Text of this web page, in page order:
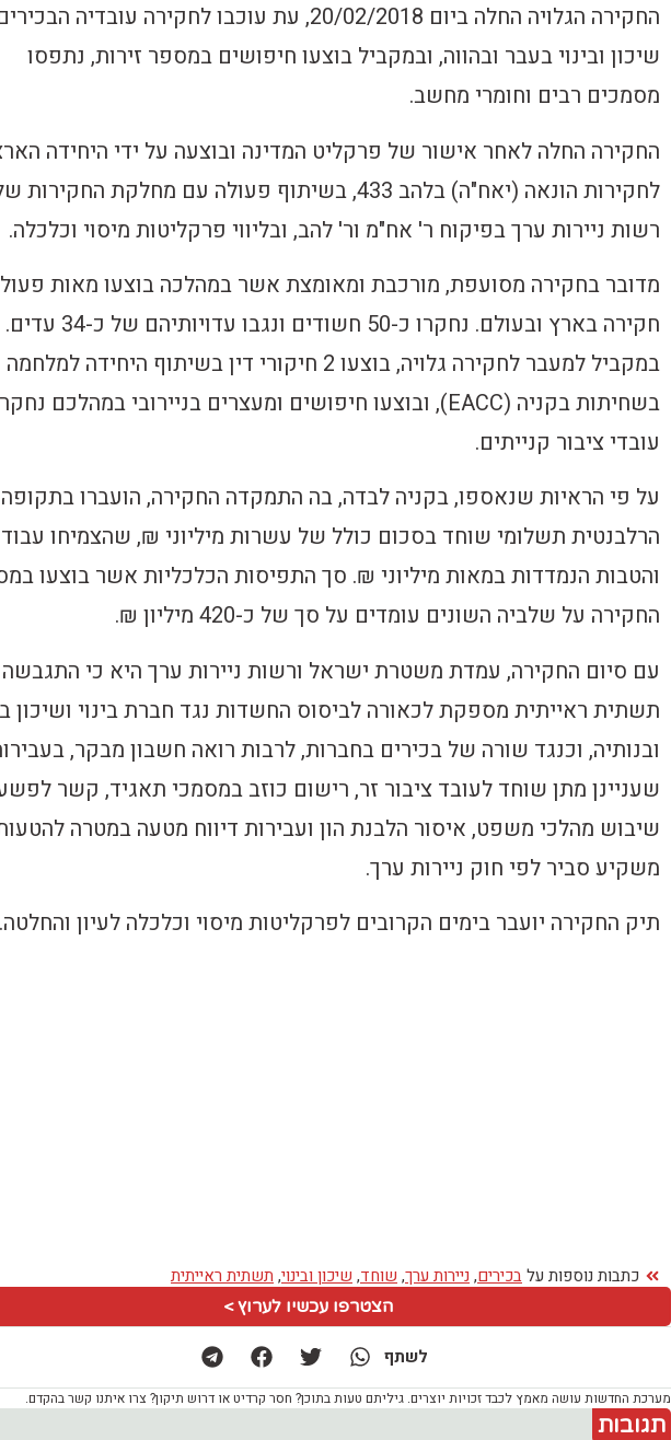
החקירה הגלויה החלה ביום 20/02/2018, עת עוכבו לחקירה עובדיה
שיכון ובינוי בעבר ובהווה, ובמקביל בוצעו חיפושים במספר זירות, נתפסו
מסמכים רבים וחומרי מחשב.
החקירה החלה לאחר אישור של פרקליט המדינה ובוצעה על ידי היחידה
לחקירות הונאה (יאח"ה) בלהב 433, בשיתוף פעולה עם מחלקת החקירות
רשות ניירות ערך בפיקוח ר' אח"מ ור' להב, ובליווי פרקליטות מיסוי וכלכלה.
מדובר בחקירה מסועפת, מורכבת ומאומצת אשר במהלכה בוצעו מאות
חקירה בארץ ובעולם. נחקרו כ-50 חשודים ונגבו עדויותיהם של כ-34 עדים.
במקביל למעבר לחקירה גלויה, בוצעו 2 חיקורי דין בשיתוף היחידה למלחמה
עובדי ציבור קנייתים.
על פי הראיות שנאספו, בקניה לבדה, בה התמקדה החקירה, הועברו בתקופה
הרלבנטית תשלומי שוחד בסכום כולל של עשרות מיליוני ₪, שהצמיחו
והטבות הנמדדות במאות מיליוני ₪. סך התפיסות הכלכליות אשר בוצעו
החקירה על שלביה השונים עומדים על סך של כ-420 מיליון ₪.
עם סיום החקירה, עמדת משטרת ישראל ורשות ניירות ערך היא כי התגבשה
תשתית ראייתית מספקת לכאורה לביסוס החשדות נגד חברת בינוי ושיכון
ובנותיה, וכנגד שורה של בכירים בחברות, לרבות רואה חשבון מבקר,
שעניינן מתן שוחד לעובד ציבור זר, רישום כוזב במסמכי תאגיד, קשר
שיבוש מהלכי משפט, איסור הלבנת הון ועבירות דיווח מטעה במטרה
משקיע סביר לפי חוק ניירות ערך.
תיק החקירה יועבר בימים הקרובים לפרקליטות מיסוי וכלכלה לעיון והחלטה.
כתבות נוספות עלבכירים, ניירות ערך, שוחד, שיכון ובינוי, תשתית ראייתית
הצטרפו עכשיו לערוץ >
לשתף
מערכת החדשות עושה מאמץ לכבד זכויות יוצרים. גיליתם טעות בתוכן? חסר קרדיט או דרוש תיקון? צרו איתנו קשר בהקדם.
תגובות